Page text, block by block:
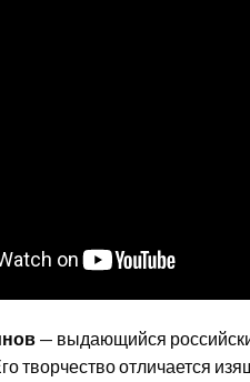
— выдающийся
творчество отличается